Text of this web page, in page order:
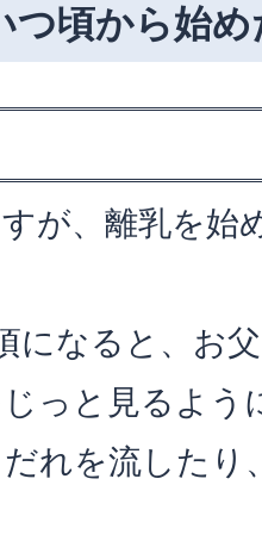
つ頃から始
が、離乳を始
になると、お
っと見るよう
れを流したり